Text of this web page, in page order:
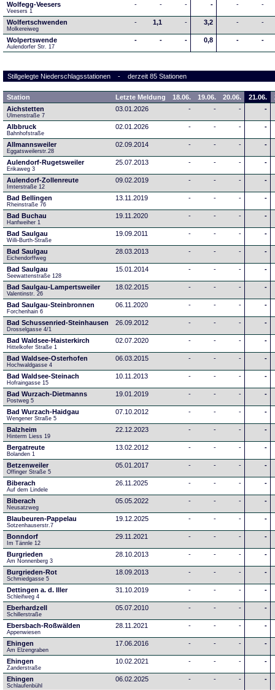
Wolfegg-Veesers
Veesers 1
- - - - - -
Wolfertschwenden
Molkereiweg
- 1,1 - 3,2 - -
Wolpertswende
Aulendorfer Str. 17
- - - 0,8 - -
Stillgelegte Niederschlagsstationen - derzeit 85 Stationen
Station Letzte Meldung 18.06. 19.06. 20.06. 21.06.
Aichstetten
Ulmenstraße 7
03.01.2026 - - - -
Albbruck
Bahnhofstraße
02.01.2026 - - - -
Allmannsweiler
Eggatsweilerstr.28
02.09.2014 - - - -
Aulendorf-Rugetsweiler
Erikaweg 3
25.07.2013 - - - -
Aulendorf-Zollenreute
Imterstraße 12
09.02.2019 - - - -
Bad Bellingen
Rheinstraße 76
13.11.2019 - - - -
Bad Buchau
Hanfweiher 1
19.11.2020 - - - -
Bad Saulgau
Willi-Burth-Straße
19.09.2011 - - - -
Bad Saulgau
Eichendorffweg
28.03.2013 - - - -
Bad Saulgau
Seewattenstraße 128
15.01.2014 - - - -
Bad Saulgau-Lampertsweiler
Valentinstr. 26
18.02.2015 - - - -
Bad Saulgau-Steinbronnen
Forchenhain 6
06.11.2020 - - - -
Bad Schussenried-Steinhausen
Drosselgasse 4/1
26.09.2012 - - - -
Bad Waldsee-Haisterkirch
Hittelkofer Straße 1
02.07.2020 - - - -
Bad Waldsee-Osterhofen
Hochwaldgasse 4
06.03.2015 - - - -
Bad Waldsee-Steinach
Hofraingasse 15
10.11.2013 - - - -
Bad Wurzach-Dietmanns
Postweg 5
19.01.2019 - - - -
Bad Wurzach-Haidgau
Wengener Straße 5
07.10.2012 - - - -
Balzheim
Hinterm Liess 19
22.12.2023 - - - -
Bergatreute
Bolanden 1
13.02.2012 - - - -
Betzenweiler
Offinger Straße 5
05.01.2017 - - - -
Biberach
Auf dem Lindele
26.11.2025 - - - -
Biberach
Neusatzweg
05.05.2022 - - - -
Blaubeuren-Pappelau
Sotzenhauserstr.7
19.12.2025 - - - -
Bonndorf
Im Tännle 12
29.11.2021 - - - -
Burgrieden
Am Nonnenberg 3
28.10.2013 - - - -
Burgrieden-Rot
Schmiedgasse 5
18.09.2013 - - - -
Dettingen a. d. Iller
Schleifweg 4
31.10.2019 - - - -
Eberhardzell
Schillerstraße
05.07.2010 - - - -
Ebersbach-Roßwälden
Appenwiesen
28.11.2021 - - - -
Ehingen
Am Elzengraben
17.06.2016 - - - -
Ehingen
Zanderstraße
10.02.2021 - - - -
Ehingen
Schlaufenbühl
06.02.2025 - - - -